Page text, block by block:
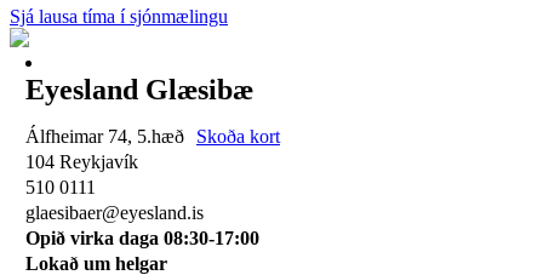
Sjá lausa tíma í sjónmælingu
Eyesland Glæsibæ
Álfheimar 74, 5.hæð
Skoða kort
104 Reykjavík
510 0111
glaesibaer@eyesland.is
Opið virka daga 08:30-17:00
Lokað um helgar